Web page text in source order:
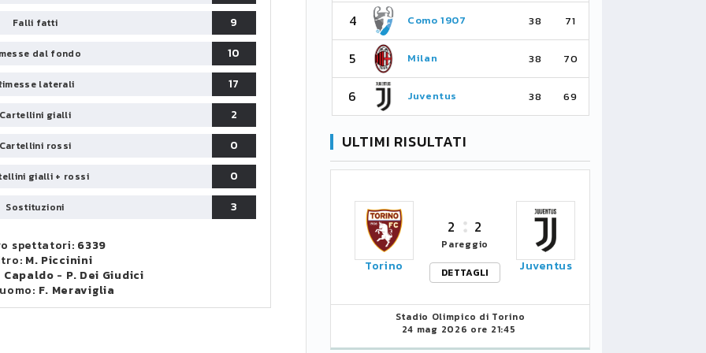
Falli fatti
9
dal fondo
10
laterali
17
Cartellini gialli
2
Cartellini rossi
0
gialli + rossi
0
Sostituzioni 3
spettatori: 6339
M. Piccinini
Capaldo - P. Dei Giudici
F. Meraviglia
5
38
4 Como 1907 38 71
5 Milan 38 70
6 Juventus 38 69
ULTIMI RISULTATI
Torino
2 2
Pareggio
DETTAGLI
Juventus
Stadio Olimpico di Torino
24 mag 2026 ore 21:45